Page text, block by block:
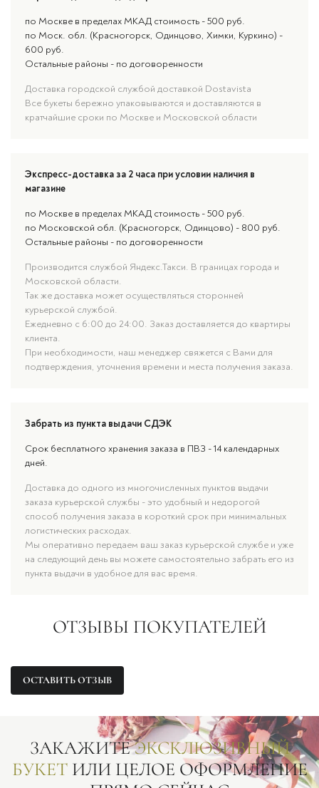
по Москве в пределах МКАД стоимость - 500 руб.
по Моск. обл. (Красногорск, Одинцово, Химки, Куркино) -
600 руб.
Остальные районы - по договоренности
Доставка городской службой доставкой Dostavista
Все букеты бережно упаковываются и доставляются в
кратчайшие сроки по Москве и Московской области
Экспресс-доставка за 2 часа при условии наличия в
магазине
по Москве в пределах МКАД стоимость - 500 руб.
по Московской обл. (Красногорск, Одинцово) - 800 руб.
Остальные районы - по договоренности
Производится службой Яндекс.Такси. В границах города и
Московской области.
Так же доставка может осуществляться сторонней
курьерской службой.
Ежедневно с 6:00 до 24:00. Заказ доставляется до квартиры
клиента.
При необходимости, наш менеджер свяжется с Вами для
подтверждения, уточнения времени и места получения заказа.
Забрать из пункта выдачи СДЭК
Срок бесплатного хранения заказа в ПВЗ - 14 календарных
дней.
Доставка до одного из многочисленных пунктов выдачи
заказа курьерской службы - это удобный и недорогой
способ получения заказа в короткий срок при минимальных
логистических расходах.
Мы оперативно передаем ваш заказ курьерской службе и уже
на следующий день вы можете самостоятельно забрать его из
пункта выдачи в удобное для вас время.
ОТЗЫВЫ ПОКУПАТЕЛЕЙ
ОСТАВИТЬ ОТЗЫВ
ЗАКАЖИТЕЭКСКЛЮЗИВНЫЙ
БУКЕТИЛИ ЦЕЛОЕ ОФОРМЛЕНИЕ